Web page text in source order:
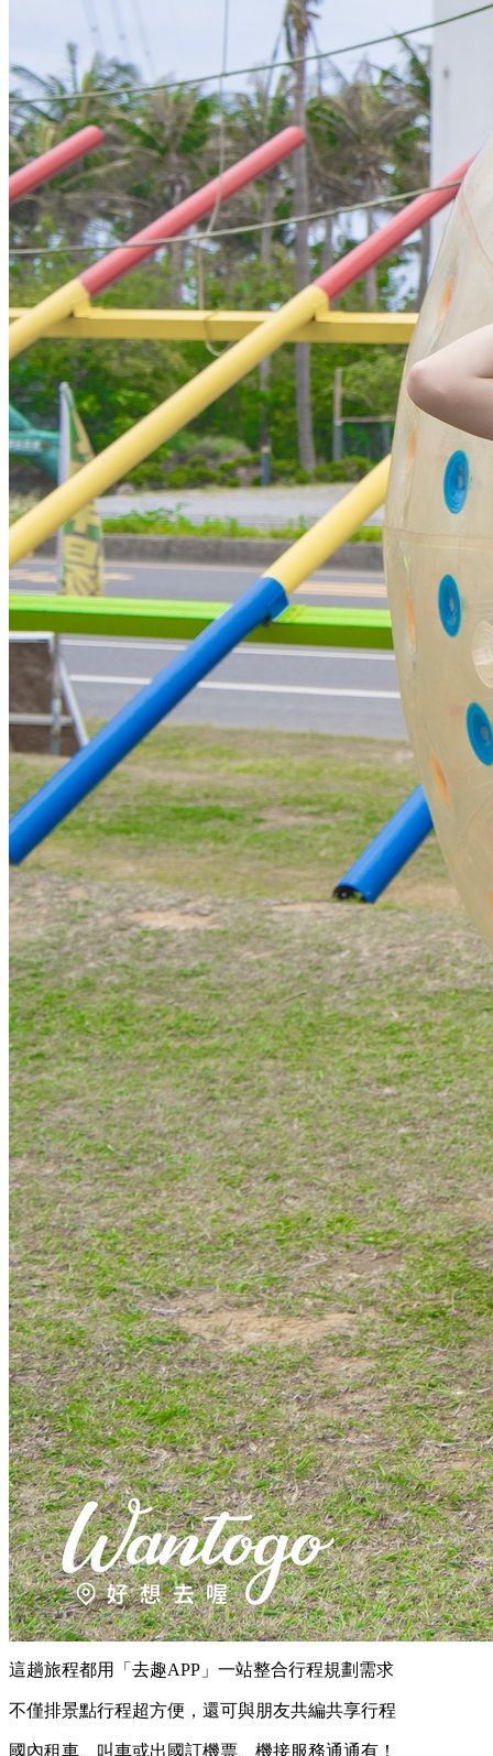
這趟旅程都用「去趣APP」一站整合行程規劃需求
不僅排景點行程超方便，還可與朋友共編共享行程
國內租車、叫車或出國訂機票、機接服務通通有！